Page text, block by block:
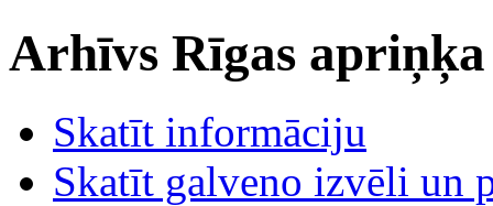
Arhīvs Rīgas
Skatīt informāciju
Skatīt galveno izvēli un